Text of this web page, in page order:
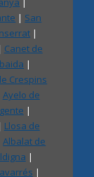
| San
|
Canet de
|
Crespins
Ayelo de
|
Llosa de
Albalat de
|
|